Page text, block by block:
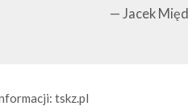
— Jacek
tskz.pl